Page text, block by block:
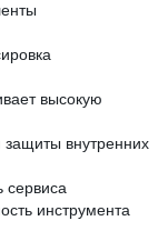
высокую
защиты внутренних
сервиса
инструмента